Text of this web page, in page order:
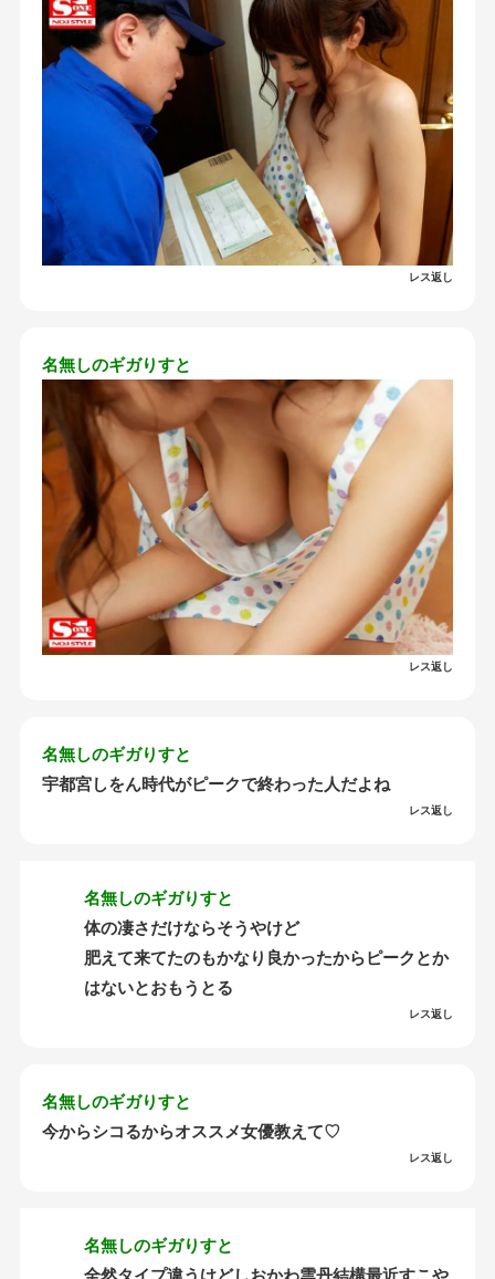
レス返し
名無しのギガりすと
レス返し
名無しのギガりすと
宇都宮しをん時代がピークで終わった人だよね
レス返し
名無しのギガりすと
体の凄さだけならそうやけど
肥えて来てたのもかなり良かったからピークとか
はないとおもうとる
レス返し
名無しのギガりすと
今からシコるからオススメ女優教えて♡
レス返し
名無しのギガりすと
全然タイプ違うけどしおかわ雲丹結構最近すこや